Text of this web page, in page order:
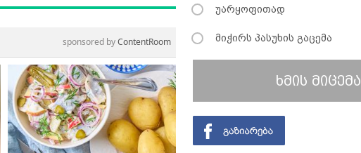
sponsored byContentRoom
უარყოფითად
მიჭირს პასუხის გაცემა
ხმის მიცემა